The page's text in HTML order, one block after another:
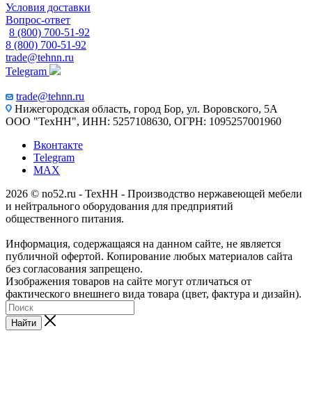
Условия доставки
Вопрос-ответ
8 (800) 700-51-92
8 (800) 700-51-92
trade@tehnn.ru
Telegram
trade@tehnn.ru
Нижегородская область, город Бор, ул. Воровского, 5А
ООО "ТехНН", ИНН: 5257108630, ОГРН: 1095257001960
Вконтакте
Telegram
MAX
2026 © no52.ru - ТехНН - Производство нержавеющей мебели
и нейтрального оборудования для предприятий
общественного питания.
Информация, содержащаяся на данном сайте, не является
публичной офертой. Копирование любых материалов сайта
без согласования запрещено.
Изображения товаров на сайте могут отличаться от
фактического внешнего вида товара (цвет, фактура и дизайн).
Найти